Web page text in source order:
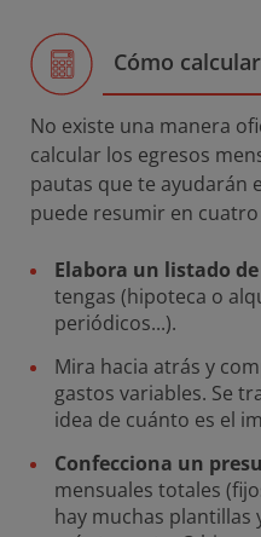
Cómo
No existe una manera
calcular los egresos
pautas que te ayudarán
puede resumir en cuatro
Elabora un listado
tengas (hipoteca o
periódicos...).
Mira hacia atrás y
gastos variables. Se
idea de cuánto es el
Confecciona un
mensuales totales
hay muchas plantillas